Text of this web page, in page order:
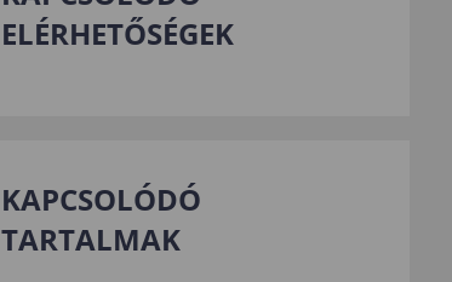
ELÉRHETŐSÉGEK
KAPCSOLÓDÓ
TARTALMAK